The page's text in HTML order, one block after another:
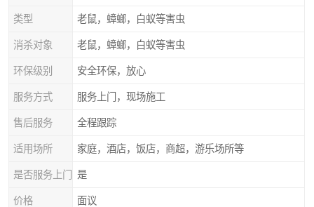
类型 老鼠，蟑螂，白蚁等害虫
消杀对象 老鼠，蟑螂，白蚁等害虫
环保级别 安全环保，放心
服务方式 服务上门，现场施工
售后服务 全程跟踪
适用场所 家庭，酒店，饭店，商超，游乐场所等
是否服务上门 是
价格 面议